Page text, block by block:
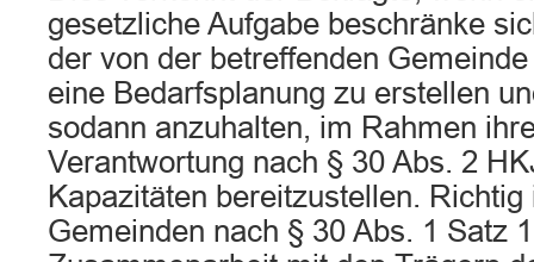
gesetzliche Aufgabe beschränke
der von der betreffenden
eine Bedarfsplanung zu erstellen
sodann anzuhalten, im Rahmen
Verantwortung nach § 30 Abs. 2
Kapazitäten bereitzustellen.
Gemeinden nach § 30 Abs. 1 Satz